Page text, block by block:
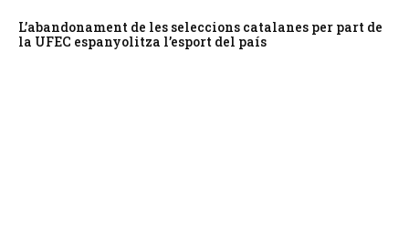
L’abandonament de les seleccions catalanes per part de
la UFEC espanyolitza l’esport del país